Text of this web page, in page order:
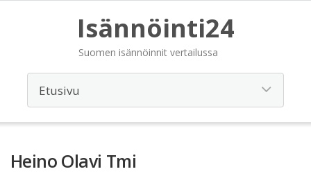
Isännöinti24
Suomen isännöinnit vertailussa
Heino Olavi Tmi